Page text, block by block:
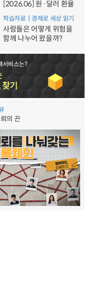
[2026.06] 원·달러 환율
학습자료ㅣ경제로 세상 읽기
사람들은 어떻게 위험을
함께 나누어 왔을까?
의 끈